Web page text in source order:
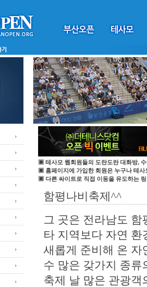
▣ 테사모 웹회원들의 도란도란 대화방,
▣ 홈페이지에 가입한 회원은 누구나 테사
▣ 다른 싸이트로 직접 이동을 유도하는
함평나비축제^^
그 곳은 전라남도 함
타 지역보다 자연
새롭게 준비해 온 자
수 많은 갖가지 종류
축제 날 많은 관광객